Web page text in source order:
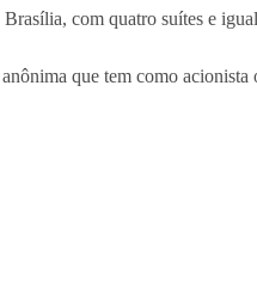
com quatro suítes e
que tem como